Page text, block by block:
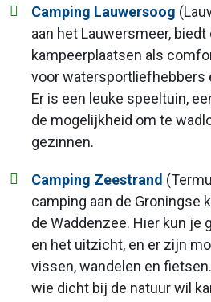
Camping Lauwersoog
aan het Lauwersmeer,
kampeerplaatsen als
voor watersportliefhebbers
Er is een leuke speeltuin,
de mogelijkheid om te
gezinnen.
Camping Zeestrand
camping aan de Groningse
de Waddenzee. Hier kun je
en het uitzicht, en er zijn
vissen, wandelen en
wie dicht bij de natuur wil